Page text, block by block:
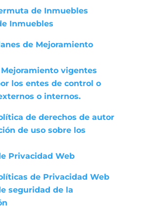
de Inmuebles
Inmuebles
de Mejoramiento
vigentes
los entes de control o
o internos.
de derechos de autor
de uso sobre los
Privacidad Web
de Privacidad Web
seguridad de la